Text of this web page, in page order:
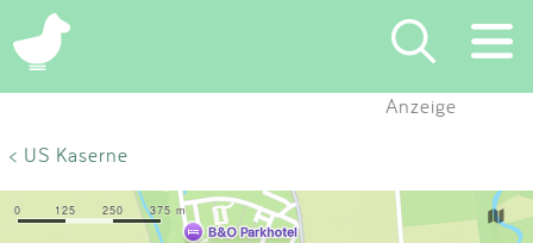
×
Eintragen
Anzeige
< US Kaserne